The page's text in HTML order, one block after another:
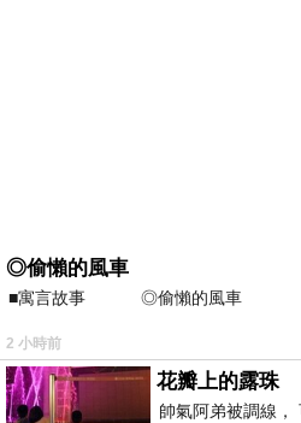
◎偷懶的風車
■寓言故事 ◎偷懶的風車
⊕潘文良
常颳風的山丘上—&m
2 小時前
花瓣上的露珠
帥氣阿弟被調線，